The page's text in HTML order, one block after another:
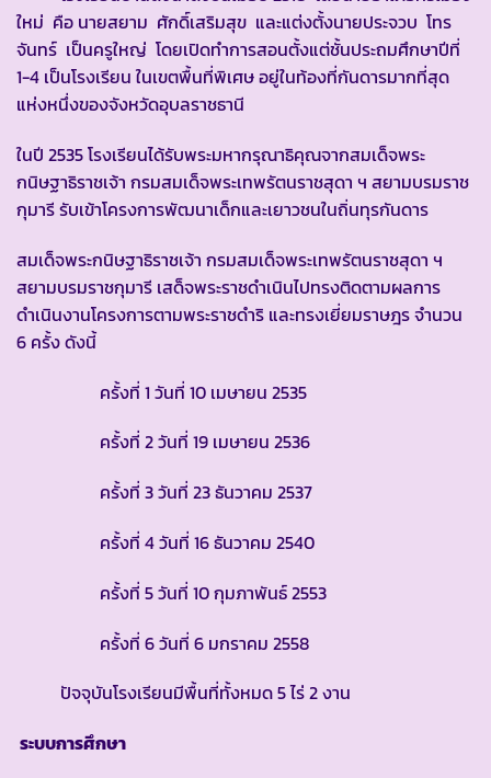
ใหม่ คือ นายสยาม ศักดิ์เสริมสุข และแต่งตั้งนายประจวบ โทร
จันทร์ เป็นครูใหญ่ โดยเปิดทำการสอนตั้งแต่ชั้นประถมศึกษาปีที่
1-4 เป็นโรงเรียน ในเขตพื้นที่พิเศษ อยู่ในท้องที่กันดารมากที่สุด
แห่งหนึ่งของจังหวัดอุบลราชธานี
ในปี 2535 โรงเรียนได้รับพระมหากรุณาธิคุณจากสมเด็จพระ
กนิษฐาธิราชเจ้า กรมสมเด็จพระเทพรัตนราชสุดา ฯ สยามบรมราช
กุมารี รับเข้าโครงการพัฒนาเด็กและเยาวชนในถิ่นทุรกันดาร
สมเด็จพระกนิษฐาธิราชเจ้า กรมสมเด็จพระเทพรัตนราชสุดา ฯ
สยามบรมราชกุมารี เสด็จพระราชดำเนินไปทรงติดตามผลการ
ดำเนินงานโครงการตามพระราชดำริ และทรงเยี่ยมราษฎร จำนวน
6 ครั้ง ดังนี้
ครั้งที่ 1 วันที่ 10 เมษายน 2535
ครั้งที่ 2 วันที่ 19 เมษายน 2536
ครั้งที่ 3 วันที่ 23 ธันวาคม 2537
ครั้งที่ 4 วันที่ 16 ธันวาคม 2540
ครั้งที่ 5 วันที่ 10 กุมภาพันธ์ 2553
ครั้งที่ 6 วันที่ 6 มกราคม 2558
ปัจจุบันโรงเรียนมีพื้นที่ทั้งหมด 5 ไร่ 2 งาน
ระบบการศึกษา